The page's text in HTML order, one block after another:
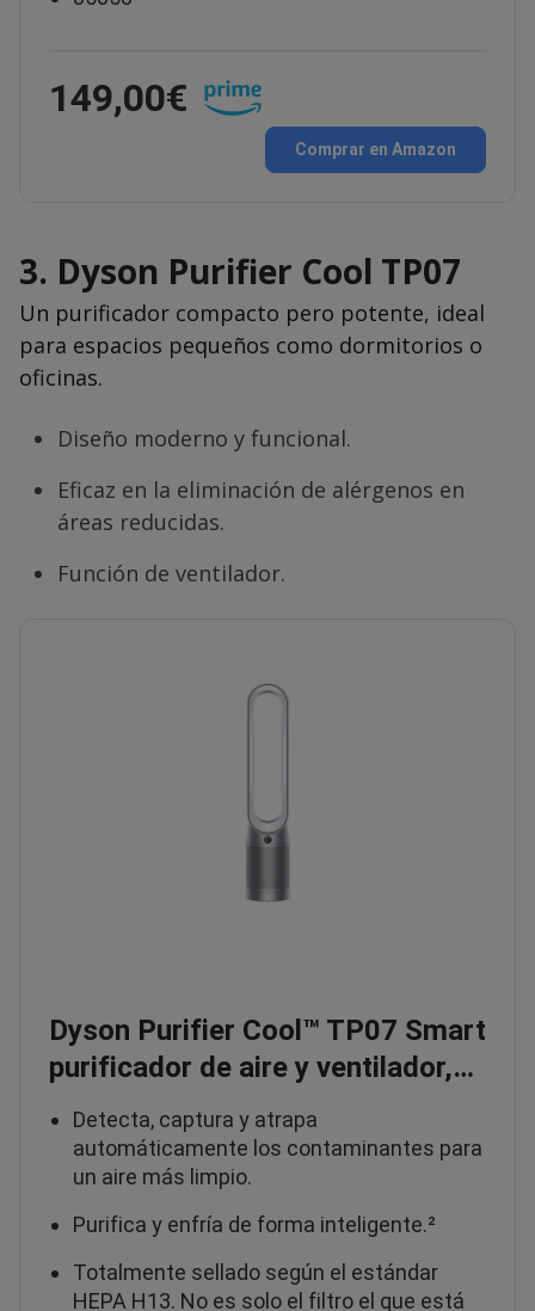
149,00€
Comprar en Amazon
3. Dyson Purifier Cool TP07
Un purificador compacto pero potente, ideal
para espacios pequeños como dormitorios o
oficinas.
Diseño moderno y funcional.
Eficaz en la eliminación de alérgenos en
áreas reducidas.
Función de ventilador.
Dyson Purifier Cool™ TP07 Smart
purificador de aire y ventilador,…
Detecta, captura y atrapa
automáticamente los contaminantes para
un aire más limpio.
Purifica y enfría de forma inteligente.²
Totalmente sellado según el estándar
HEPA H13. No es solo el filtro el que está